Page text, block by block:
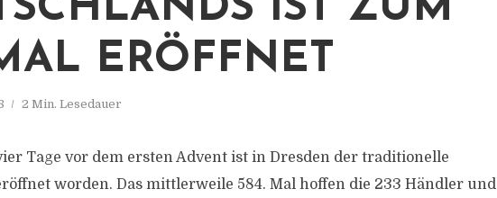
IST ZUM
ERÖFFNET
2 Min. Lesedauer
Tage vor dem ersten Advent ist in Dresden der traditionelle
worden. Das mittlerweile 584. Mal hoffen die 233 Händler und